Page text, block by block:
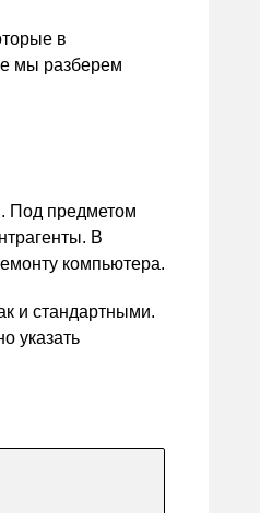
в
мы разберем
Под предметом
В
компьютера.
и стандартными.
указать